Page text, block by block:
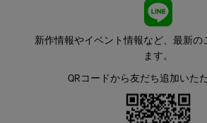
新作情報やイベント情報など、最新の
ます。
QRコードから友だち追加いた